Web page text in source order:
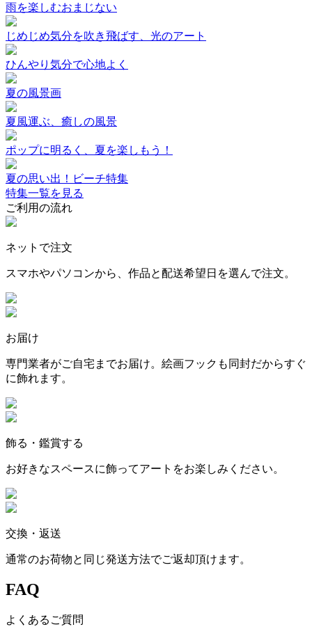
雨を楽しむおまじない
じめじめ気分を吹き飛ばす、光のアート
ひんやり気分で心地よく
夏の風景画
夏風運ぶ、癒しの風景
ポップに明るく、夏を楽しもう！
夏の思い出！ビーチ特集
特集一覧を見る
ご利用の流れ
ネットで注文
スマホやパソコンから、作品と配送希望日を選んで注文。
お届け
専門業者がご自宅までお届け。絵画フックも同封だからすぐ
に飾れます。
飾る・鑑賞する
お好きなスペースに飾ってアートをお楽しみください。
交換・返送
通常のお荷物と同じ発送方法でご返却頂けます。
FAQ
よくあるご質問